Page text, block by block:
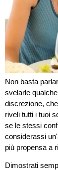
Non basta
svelarle qualche
discrezione,
riveli tutti i tuoi
se le stessi
considerassi
più propensa a
Dimostrati